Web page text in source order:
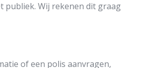
publiek. Wij rekenen dit graag
of een polis aanvragen,